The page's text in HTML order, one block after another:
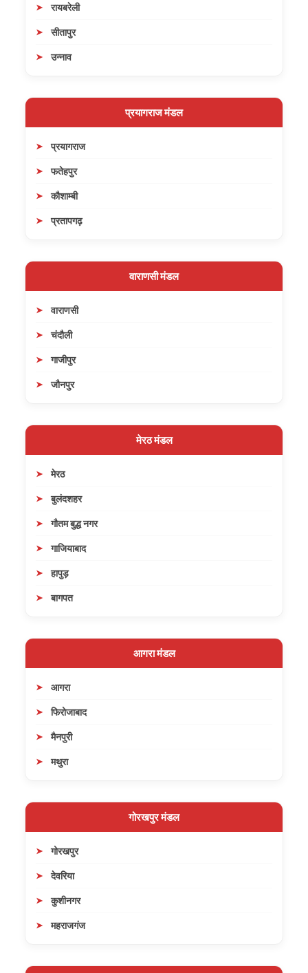
रायबरेली
सीतापुर
उन्नाव
प्रयागराज मंडल
प्रयागराज
फतेहपुर
कौशाम्बी
प्रतापगढ़
वाराणसी मंडल
वाराणसी
चंदौली
गाजीपुर
जौनपुर
मेरठ मंडल
मेरठ
बुलंदशहर
गौतम बुद्ध नगर
गाजियाबाद
हापुड़
बागपत
आगरा मंडल
आगरा
फिरोजाबाद
मैनपुरी
मथुरा
गोरखपुर मंडल
गोरखपुर
देवरिया
कुशीनगर
महराजगंज